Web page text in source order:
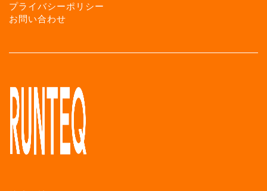
プライバシーポリシー
お問い合わせ